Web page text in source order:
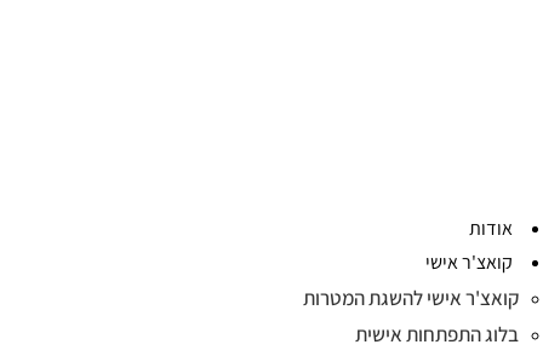
אודות
קואצ'ר אישי
קואצ'ר אישי להשגת המטרות
בלוג התפתחות אישית